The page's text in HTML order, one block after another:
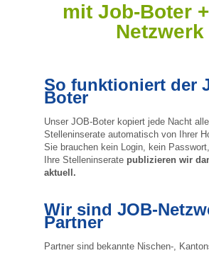
Lehrstellen
inserieren
mit Job-Boter
Netzwerk
So funktioniert der
Boter
Unser JOB-Boter kopiert jede Nacht alle
Stelleninserate automatisch von Ihrer
Sie brauchen kein Login, kein
Ihre Stelleninserate publizieren wir
aktuell.
Wir sind JOB-
Partner
Partner sind bekannte Nischen-,